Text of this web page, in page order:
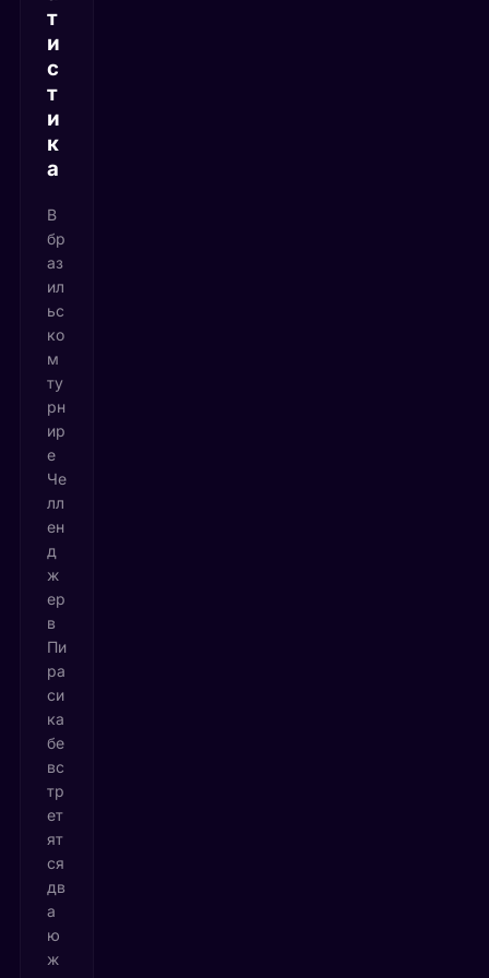
т
и
с
т
и
к
а
В
бр
аз
ил
ьс
ко
м
ту
рн
ир
е
Че
лл
ен
д
ж
ер
в
Пи
ра
си
ка
бе
вс
тр
ет
ят
ся
дв
а
ю
ж